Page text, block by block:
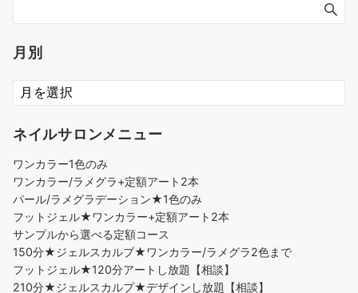
月別
ネイルサロンメニュー
ワンカラー1色のみ
ワンカラー/ラメグラ+定額アート2本
パール/ラメグラデーション★1色のみ
フットジェル★ワンカラー+定額アート2本
サンプルから選べる定額コース
150分★ジェルスカルプ★ワンカラー/ラメグラ2色まで
フットジェル★120分アートし放題【相談】
210分★ジェルスカルプ★デザインし放題【相談】